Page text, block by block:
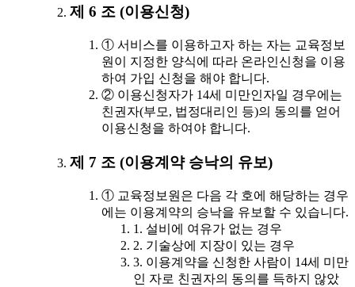
제 6 조 (이용신청)
① 서비스를 이용하고자 하는 자는 교육정보
원이 지정한 양식에 따라 온라인신청을 이용
하여 가입 신청을 해야 합니다.
② 이용신청자가 14세 미만인자일 경우에는
친권자(부모, 법정대리인 등)의 동의를 얻어
이용신청을 하여야 합니다.
제 7 조 (이용계약 승낙의 유보)
① 교육정보원은 다음 각 호에 해당하는 경우
에는 이용계약의 승낙을 유보할 수 있습니다.
1. 설비에 여유가 없는 경우
2. 기술상에 지장이 있는 경우
3. 이용계약을 신청한 사람이 14세 미만
인 자로 친권자의 동의를 득하지 않았